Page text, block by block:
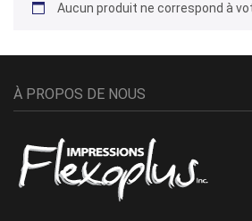
Aucun produit ne correspond à
À PROPOS DE NOUS